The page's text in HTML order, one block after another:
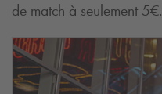
de match à seulement 5€.